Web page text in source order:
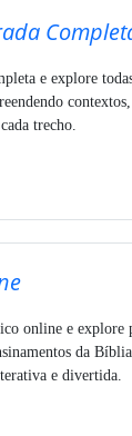
e explore todas
trecho.
online e explore
da
e divertida.